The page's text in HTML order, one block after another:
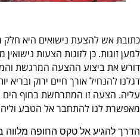
כתובת אש להצעת נישואים היא חלק
למען זוגות. כן לזוגות הצעות
דורש את ביצוע ההצעה המרגשת
דגלנו להנחיל אורך חיים ירוק
עליה. הצעה זו המתרחשת בחוף הים
מאפשרת לנו להתחבר אל הטבע
הדרך להגיע אל טקס החופה מלווה